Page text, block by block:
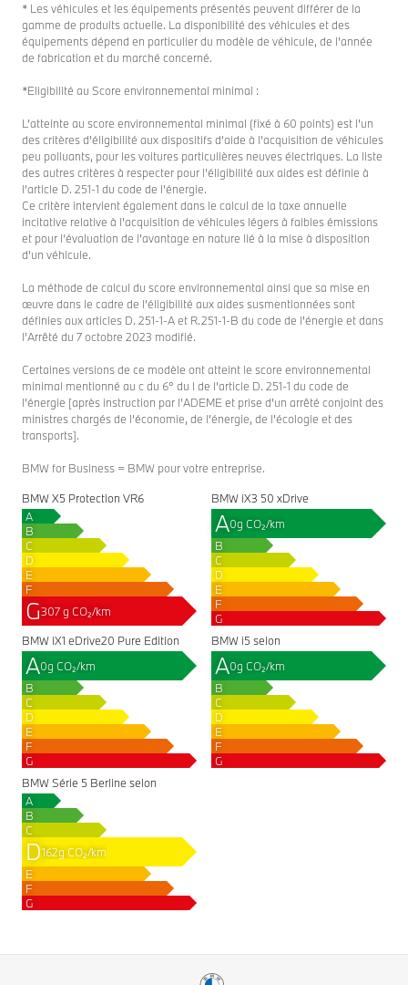
* Les véhicules et les équipements présentés peuvent différer de la
gamme de produits actuelle. La disponibilité des véhicules et des
équipements dépend en particulier du modèle de véhicule, de l'année
de fabrication et du marché concerné.
*Eligibilité au Score environnemental minimal :
L’atteinte au score environnemental minimal (fixé à 60 points) est l'un
des critères d'éligibilité aux dispositifs d’aide à l’acquisition de véhicules
peu polluants, pour les voitures particulières neuves électriques. La liste
des autres critères à respecter pour l’éligibilité aux aides est définie à
l’article D. 251-1 du code de l’énergie.
Ce critère intervient également dans le calcul de la taxe annuelle
incitative relative à l'acquisition de véhicules légers à faibles émissions
et pour l’évaluation de l’avantage en nature lié à la mise à disposition
d’un véhicule.
La méthode de calcul du score environnemental ainsi que sa mise en
œuvre dans le cadre de l’éligibilité aux aides susmentionnées sont
définies aux articles D. 251-1-A et R.251-1-B du code de l'énergie et dans
l’Arrêté du 7 octobre 2023 modifié.
Certaines versions de ce modèle ont atteint le score environnemental
minimal mentionné au c du 6° du I de l’article D. 251-1 du code de
l’énergie [après instruction par l’ADEME et prise d'un arrêté conjoint des
ministres chargés de l’économie, de l'énergie, de l'écologie et des
transports].
BMW for Business = BMW pour votre entreprise.
BMW X5 Protection VR6
A
B
C
D
E
F
G307 g CO₂/km
BMW iX3 50 xDrive
A0g CO₂/km
B
C
D
E
F
G
BMW iX1 eDrive20 Pure Edition
A0g CO₂/km
B
C
D
E
F
G
BMW i5 selon
A0g CO₂/km
B
C
D
E
F
G
BMW Série 5 Berline selon
A
B
C
D162g CO₂/km
E
F
G